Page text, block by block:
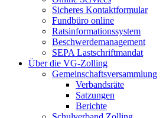
Sicheres Kontaktformular
Fundbüro online
Ratsinformationssystem
Beschwerdemanagement
SEPA Lastschriftmandat
Über die VG-Zolling
Gemeinschaftsversammlung
Verbandsräte
Satzungen
Berichte